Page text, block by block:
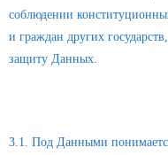
соблюдении
и граждан других
защиту Данных.
3.1. Под Данными